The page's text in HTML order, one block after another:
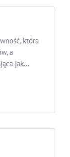
która
a
jak...